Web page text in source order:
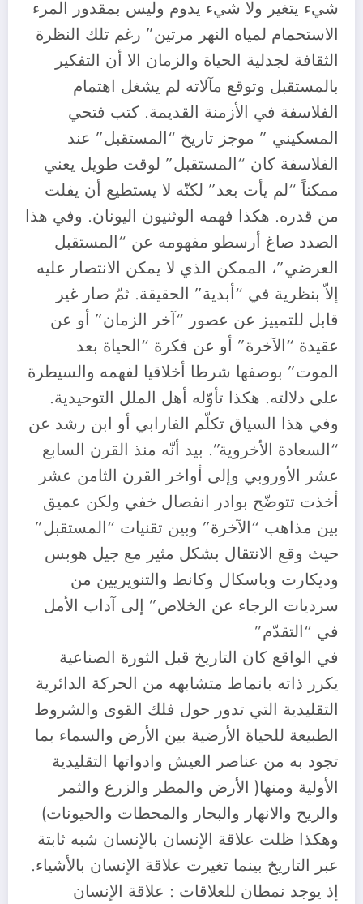
شيء يتغير ولا شيء يدوم وليس بمقدور المرء
الاستحمام لمياه النهر مرتين” رغم تلك النظرة
الثقافة لجدلية الحياة والزمان الا أن التفكير
بالمستقبل وتوقع مآلاته لم يشغل اهتمام
الفلاسفة في الأزمنة القديمة. كتب فتحي
المسكيني ” موجز تاريخ “المستقبل” عند
الفلاسفة كان “المستقبل” لوقت طويل يعني
ممكناً “لم يأت بعد” لكنّه لا يستطيع أن يفلت
من قدره. هكذا فهمه الوثنيون اليونان. وفي هذا
الصدد صاغ أرسطو مفهومه عن “المستقبل
العرضي”، الممكن الذي لا يمكن الانتصار عليه
إلاّ بنظرية في “أبدية” الحقيقة. ثمّ صار غير
قابل للتمييز عن عصور “آخر الزمان” أو عن
عقيدة “الآخرة” أو عن فكرة “الحياة بعد
الموت” بوصفها شرطا أخلاقيا لفهمه والسيطرة
على دلالته. هكذا تأوّله أهل الملل التوحيدية.
وفي هذا السياق تكلّم الفارابي أو ابن رشد عن
“السعادة الأخروية”. بيد أنّه منذ القرن السابع
عشر الأوروبي وإلى أواخر القرن الثامن عشر
أخذت تتوضّح بوادر انفصال خفي ولكن عميق
بين مذاهب “الآخرة” وبين تقنيات “المستقبل”
حيث وقع الانتقال بشكل مثير مع جيل هوبس
وديكارت وباسكال وكانط والتنويريين من
سرديات الرجاء عن الخلاص” إلى آداب الأمل
في “التقدّم”
في الواقع كان التاريخ قبل الثورة الصناعية
يكرر ذاته بانماط متشابهه من الحركة الدائرية
التقليدية التي تدور حول فلك القوى والشروط
الطبيعة للحياة الأرضية بين الأرض والسماء بما
تجود به من عناصر العيش وادواتها التقليدية
الأولية ومنها( الأرض والمطر والزرع والثمر
والريح والانهار والبحار والمحطات والحيونات)
وهكذا ظلت علاقة الإنسان بالإنسان شبه ثابتة
عبر التاريخ بينما تغيرت علاقة الإنسان بالأشياء.
إذ يوجد نمطان للعلاقات : علاقة الإنسان